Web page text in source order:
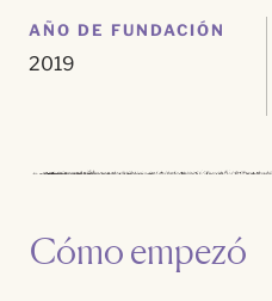
AÑO DE FUNDACIÓN
2019
Cómo empezó